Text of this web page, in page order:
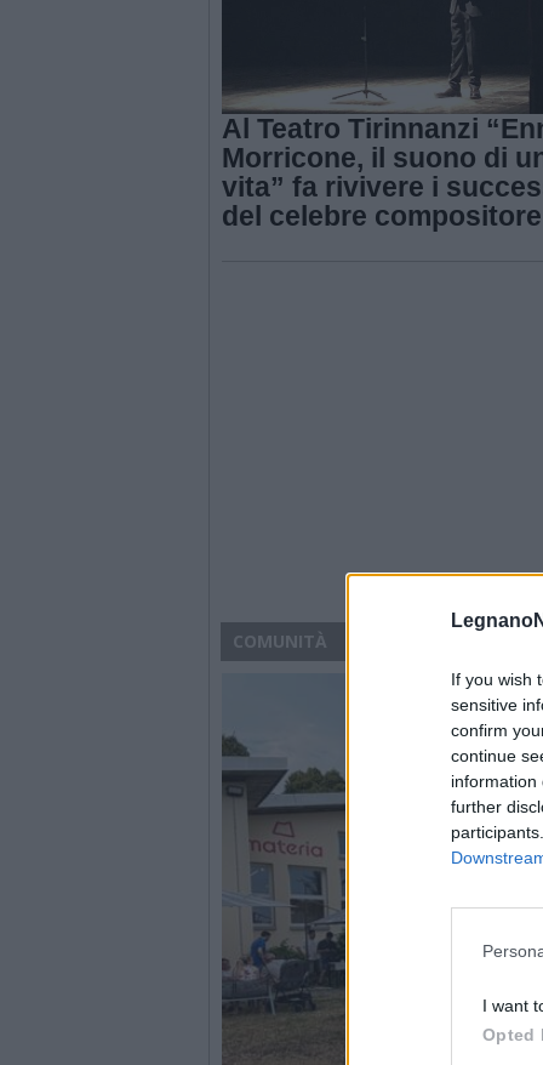
If you wish
sensitive
confirm
continue
information
further
I want
Opted
Al Teatro Tirinnanzi
Morricone, il suono di
vita” fa rivivere i
del celebre compositore
COMUNITÀ